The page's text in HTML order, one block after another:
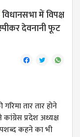
विधानसभा में विपक्ष
देवनानी फूट
तार तार होने
प्रदेश अध्यक्ष
कहने का भी